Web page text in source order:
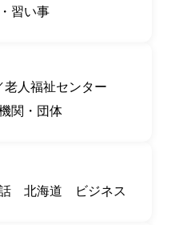
習い事
人福祉センター
関・団体
北海道 ビジネス